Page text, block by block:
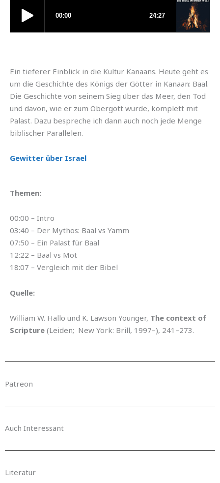
Ein tieferer Einblick in die Kultur Kanaans. Heute geht es
um die Geschichte des Königs der Götter in Kanaan: Baal.
Die Geschichte von seinem Sieg über das Meer, den Tod
und davon, wie er zum Obergott wurde, komplett mit
Palast. Dazu bespreche ich dann auch noch jede Menge
biblischer Parallelen.
Gewitter über Israel
Themen:
00:00 – Intro
03:40 – Der Mythos: Baal vs Yamm
07:50 – Ein Palast für Baal
12:22 – Baal vs Mot
18:07 – Vergleich mit der Bibel
Quelle:
William W. Hallo und K. Lawson Younger, The context of
Scripture (Leiden; New York: Brill, 1997–), 241–273.
Patreon
Auch Interessant
Literatur